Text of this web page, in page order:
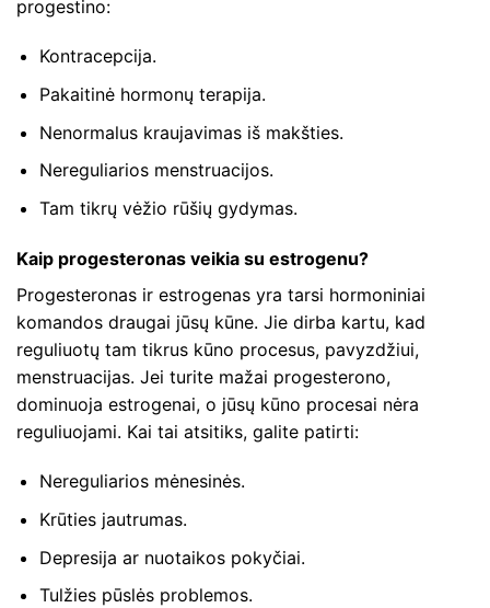
progestino:
Kontracepcija.
Pakaitinė hormonų terapija.
Nenormalus kraujavimas iš makšties.
Nereguliarios menstruacijos.
Tam tikrų vėžio rūšių gydymas.
Kaip progesteronas veikia su estrogenu?
Progesteronas ir estrogenas yra tarsi hormoniniai
komandos draugai jūsų kūne. Jie dirba kartu, kad
reguliuotų tam tikrus kūno procesus, pavyzdžiui,
menstruacijas. Jei turite mažai progesterono,
dominuoja estrogenai, o jūsų kūno procesai nėra
reguliuojami. Kai tai atsitiks, galite patirti:
Nereguliarios mėnesinės.
Krūties jautrumas.
Depresija ar nuotaikos pokyčiai.
Tulžies pūslės problemos.